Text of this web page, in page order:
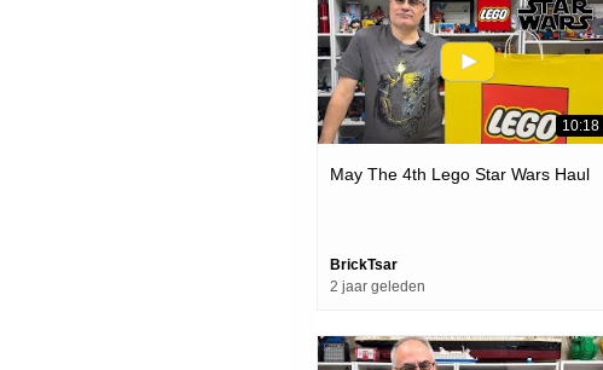
10:18
May The 4th Lego Star Wars Haul
BrickTsar
2 jaar geleden